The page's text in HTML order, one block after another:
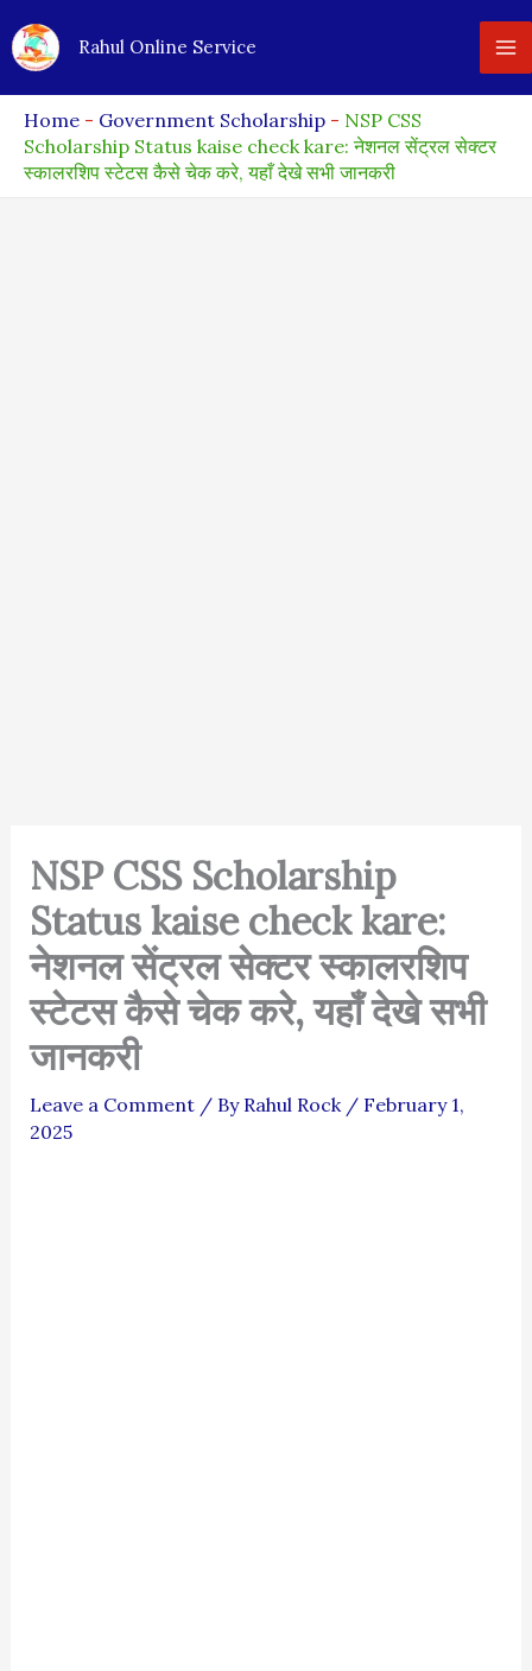
to
Rahul Online Service
Home - Government Scholarship - NSP CSS
Scholarship Status kaise check kare: नेशनल सेंट्रल सेक्टर
स्कालरशिप स्टेटस कैसे चेक करे, यहाँ देखे सभी जानकरी
NSP CSS Scholarship
Status kaise check kare:
नेशनल सेंट्रल सेक्टर स्कालरशिप
स्टेटस कैसे चेक करे, यहाँ देखे सभी
जानकरी
Leave a Comment / By Rahul Rock / February 1,
2025